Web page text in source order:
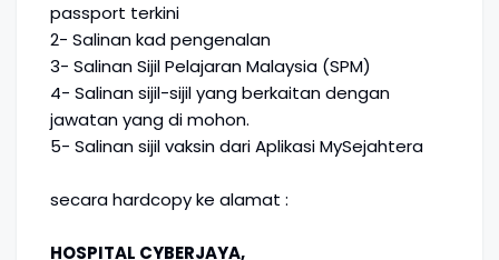
passport terkini
2- Salinan kad pengenalan
3- Salinan Sijil Pelajaran Malaysia (SPM)
4- Salinan sijil-sijil yang berkaitan dengan
jawatan yang di mohon.
5- Salinan sijil vaksin dari Aplikasi MySejahtera
secara hardcopy ke alamat :
HOSPITAL CYBERJAYA,